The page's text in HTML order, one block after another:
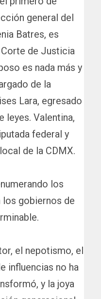
general del
Batres, es
de Justicia
es nada más y
de la
Lara, egresado
leyes. Valentina,
federal y
de la CDMX.
los
gobiernos de
el nepotismo, el
influencias no ha
y la joya